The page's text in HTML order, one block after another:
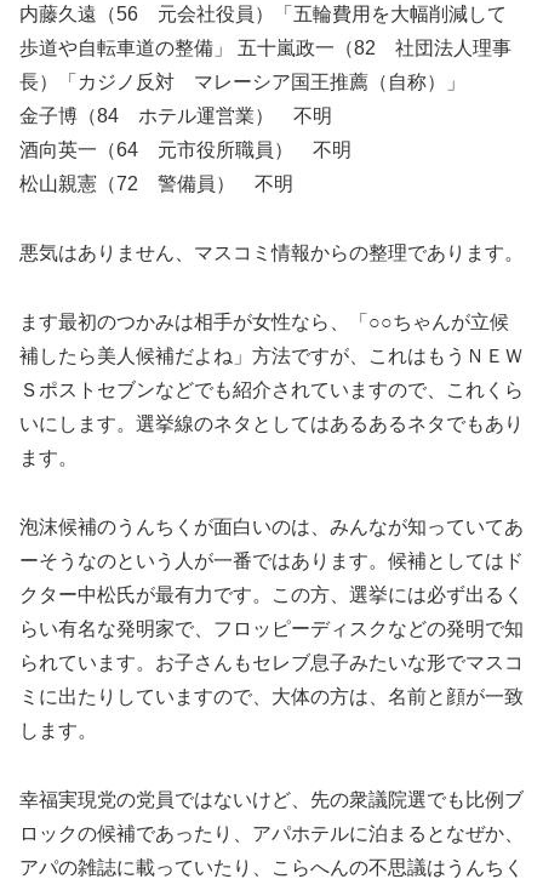
内藤久遠（56 元会社役員）「五輪費用を大幅削減して
歩道や自転車道の整備」 五十嵐政一（82 社団法人理事
長）「カジノ反対 マレーシア国王推薦（自称）」
金子博（84 ホテル運営業） 不明
酒向英一（64 元市役所職員） 不明
松山親憲（72 警備員） 不明
悪気はありません、マスコミ情報からの整理であります。
ます最初のつかみは相手が女性なら、「○○ちゃんが立候
補したら美人候補だよね」方法ですが、これはもうＮＥＷ
Ｓポストセブンなどでも紹介されていますので、これくら
いにします。選挙線のネタとしてはあるあるネタでもあり
ます。
泡沫候補のうんちくが面白いのは、みんなが知っていてあ
ーそうなのという人が一番ではあります。候補としてはド
クター中松氏が最有力です。この方、選挙には必ず出るく
らい有名な発明家で、フロッピーディスクなどの発明で知
られています。お子さんもセレブ息子みたいな形でマスコ
ミに出たりしていますので、大体の方は、名前と顔が一致
します。
幸福実現党の党員ではないけど、先の衆議院選でも比例ブ
ロックの候補であったり、アパホテルに泊まるとなぜか、
アパの雑誌に載っていたり、こらへんの不思議はうんちく